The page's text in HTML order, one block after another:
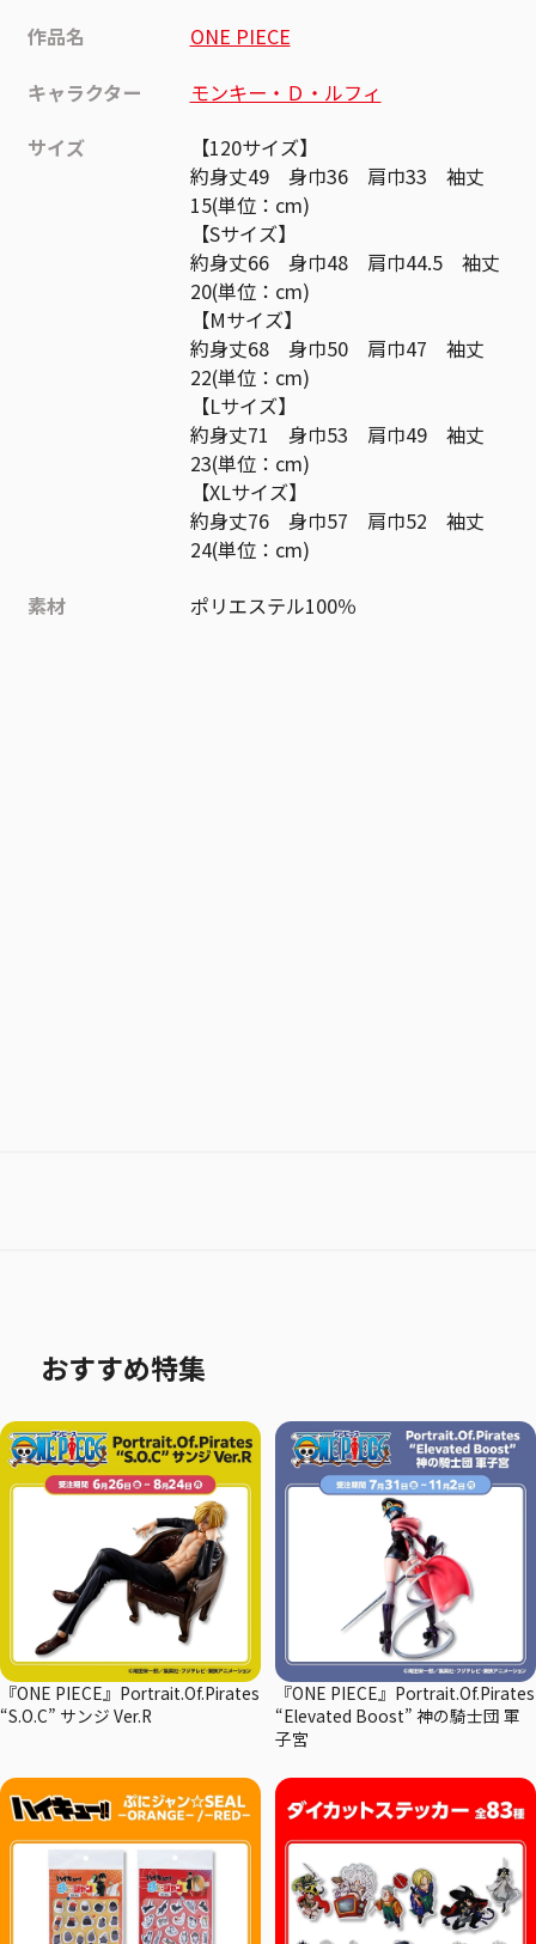
作品名
ONE PIECE
キャラクター
モンキー・Ｄ・ルフィ
サイズ
【120サイズ】
約身丈49 身巾36 肩巾33 袖丈
15(単位：cm)
【Sサイズ】
約身丈66 身巾48 肩巾44.5 袖丈
20(単位：cm)
【Mサイズ】
約身丈68 身巾50 肩巾47 袖丈
22(単位：cm)
【Lサイズ】
約身丈71 身巾53 肩巾49 袖丈
23(単位：cm)
【XLサイズ】
約身丈76 身巾57 肩巾52 袖丈
24(単位：cm)
素材
ポリエステル100％
おすすめ特集
『ONE PIECE』Portrait.Of.Pirates
“S.O.C” サンジ Ver.R
『ONE PIECE』Portrait.Of.Pirates
“Elevated Boost” 神の騎士団 軍
子宮